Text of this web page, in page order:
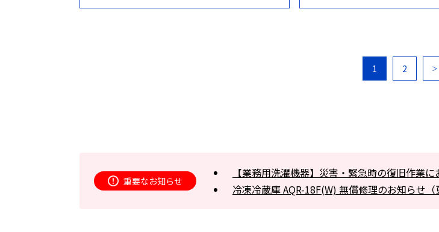
1 2 ＞
重要なお知らせ
【業務用洗濯機器】災害・緊急時の復旧作業
冷凍冷蔵庫 AQR-18F(W) 無償修理のお知らせ（